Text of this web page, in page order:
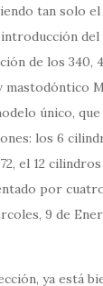
tan solo
del
de los 340,
mastodóntico
único,
los 6
el 12 cilindros
por
9 de
ya está